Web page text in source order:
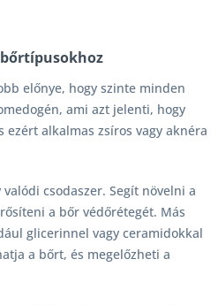
előnye, hogy szinte minden
ami azt jelenti, hogy
alkalmas zsíros vagy aknéra
csodaszer. Segít növelni a
a bőr védőrétegét. Más
glicerinnel vagy ceramidokkal
a bőrt, és megelőzheti a